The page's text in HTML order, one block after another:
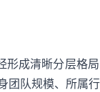
形成清晰分层格
团队规模、所属